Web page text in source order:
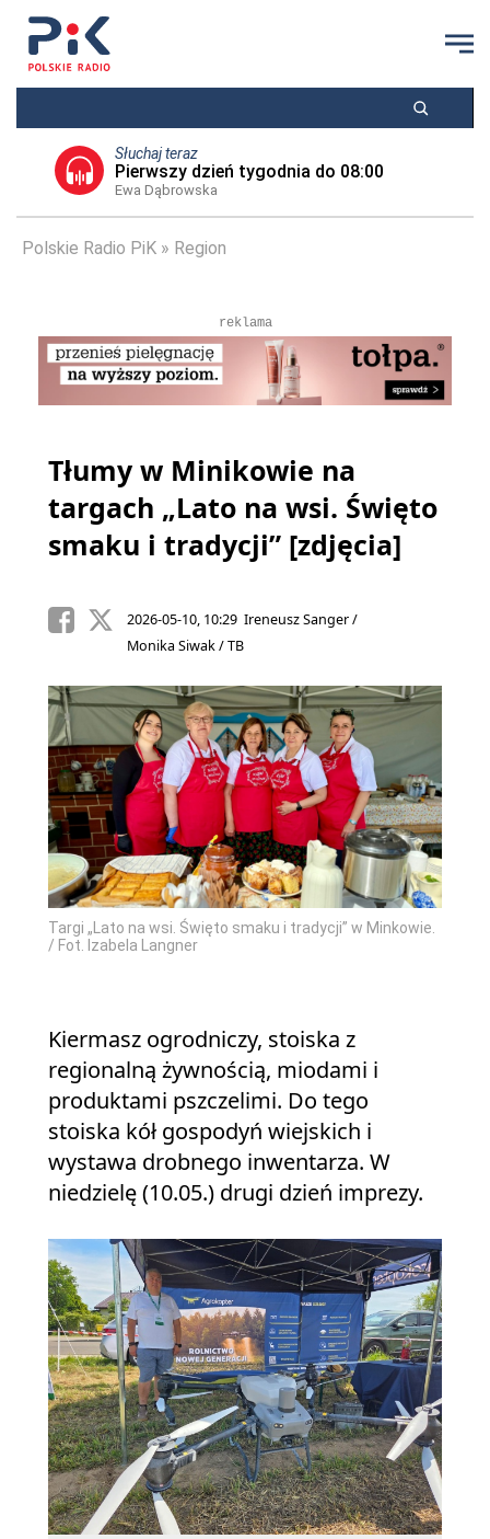
Słuchaj teraz
Pierwszy dzień tygodnia do 08:00
Ewa Dąbrowska
Polskie Radio PiK Region
reklama
Tłumy w Minikowie na
targach „Lato na wsi. Święto
smaku i tradycji” [zdjęcia]
2026-05-10, 10:29 Ireneusz Sanger /
Monika Siwak / TB
Targi „Lato na wsi. Święto smaku i tradycji” w Minkowie.
/ Fot. Izabela Langner
Kiermasz ogrodniczy, stoiska z
regionalną żywnością, miodami i
produktami pszczelimi. Do tego
stoiska kół gospodyń wiejskich i
wystawa drobnego inwentarza. W
niedzielę (10.05.) drugi dzień imprezy.